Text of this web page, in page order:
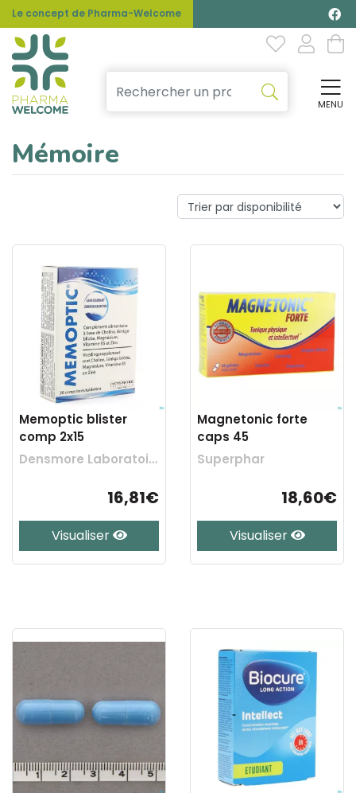
Le concept de Pharma-Welcome
MENU
Mémoire
Memoptic blister
comp 2x15
Densmore Laboratoire
16,81€
Visualiser
Magnetonic forte
caps 45
Superphar
18,60€
Visualiser